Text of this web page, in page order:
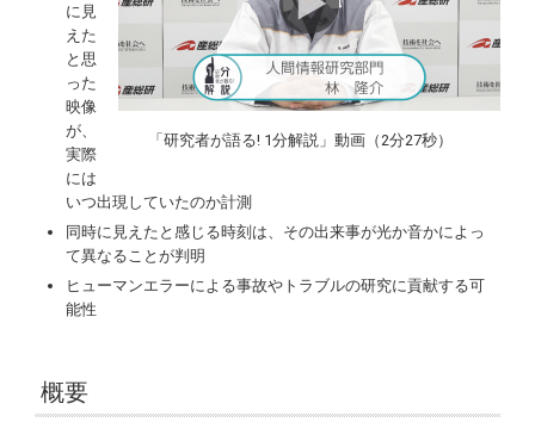
「研究者が語る! 1分解説」動画（2分27秒）
に見
えた
と思
った
映像
が、
実際
には
いつ出現していたのか計測
同時に見えたと感じる時刻は、その出来事が光か音かによっ
て異なることが判明
ヒューマンエラーによる事故やトラブルの研究に貢献する可
能性
概要